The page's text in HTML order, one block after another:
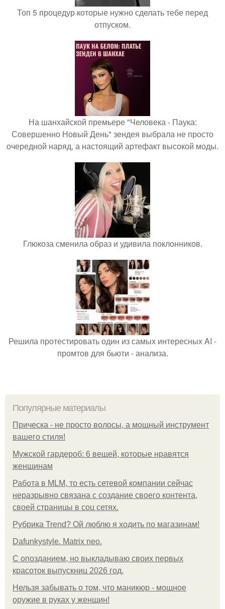
Топ 5 процедур которые нужно сделать тебе перед
отпуском.
На шанхайской премьере "Человека - Паука:
Совершенно Новый День" зендея выбрала не просто
очередной наряд, а настоящий артефакт высокой моды.
Глюкоза сменила образ и удивила поклонников.
Решила протестировать один из самых интересных AI -
промтов для бьюти - анализа.
Популярные материалы
Прическа - не просто волосы, а мощный инструмент
вашего стиля!
Мужской гардероб: 6 вещей, которые нравятся
женщинам
Работа в MLM, то есть сетевой компании сейчас
неразрывно связана с создание своего контента,
своей страницы в соц сетях.
Рубрика Trend? Ой люблю я ходить по магазинам!
Dafunkystyle. Matrix neo.
С опозданием, но выкладываю своих первых
красоток выпускниц 2026 год.
Нельзя забывать о том, что маникюр - мощное
оружие в руках у женщин!